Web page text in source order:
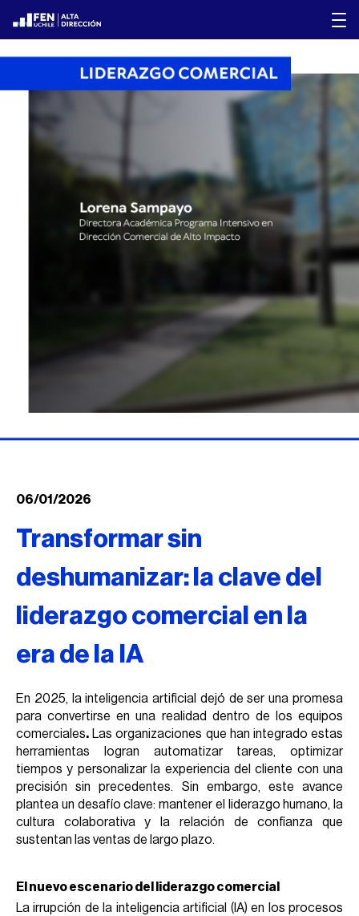
06/01/2026
Transformar sin
deshumanizar: la clave del
liderazgo comercial en la
era de la IA
En 2025, la inteligencia artificial dejó de ser una promesa
para convertirse en una realidad dentro de los equipos
comerciales. Las organizaciones que han integrado estas
herramientas logran automatizar tareas, optimizar
tiempos y personalizar la experiencia del cliente con una
precisión sin precedentes. Sin embargo, este avance
plantea un desafío clave: mantener el liderazgo humano, la
cultura colaborativa y la relación de confianza que
sustentan las ventas de largo plazo.
El nuevo escenario del liderazgo comercial
La irrupción de la inteligencia artificial (IA) en los procesos